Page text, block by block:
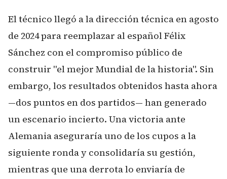
El técnico llegó a la dirección técnica en agosto
de 2024 para reemplazar al español Félix
Sánchez con el compromiso público de
construir "el mejor Mundial de la historia". Sin
embargo, los resultados obtenidos hasta ahora
—dos puntos en dos partidos— han generado
un escenario incierto. Una victoria ante
Alemania aseguraría uno de los cupos a la
siguiente ronda y consolidaría su gestión,
mientras que una derrota lo enviaría de